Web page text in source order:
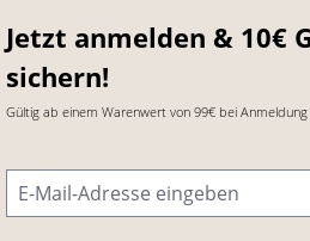
Jetzt anmelden & 10€
sichern!
Gültig ab einem Warenwert von 99€ bei
E-Mail-Adresse